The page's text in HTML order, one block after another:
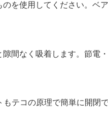
を使用してください。ベ
間なく吸着します。節電・
テコの原理で簡単に開閉